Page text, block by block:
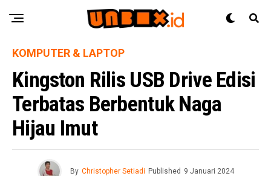
KOMPUTER & LAPTOP
Kingston Rilis USB Drive Edisi
Terbatas Berbentuk Naga
Hijau Imut
By Christopher Setiadi Published 9 Januari 2024